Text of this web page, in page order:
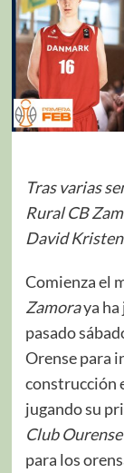
Tras varias
Rural CB
David
Comienza el
Zamoraya
pasado
Orense para
construcción
jugando su
Club
para los